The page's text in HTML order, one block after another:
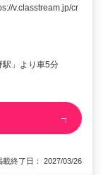
v.classtream.jp/cr
駅」より車5分
終了日： 2027/03/26